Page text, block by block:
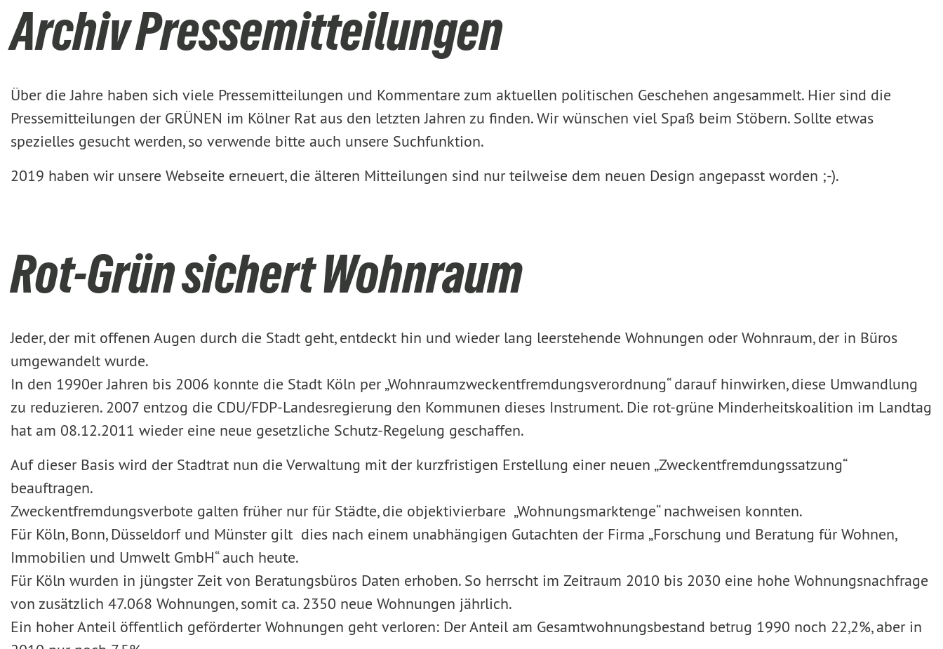
Archiv Pressemitteilungen
Über die Jahre haben sich viele Pressemitteilungen und Kommentare zum aktuellen politischen Geschehen angesammelt. Hier sind die
Pressemitteilungen der GRÜNEN im Kölner Rat aus den letzten Jahren zu finden. Wir wünschen viel Spaß beim Stöbern. Sollte etwas
spezielles gesucht werden, so verwende bitte auch unsere Suchfunktion.
2019 haben wir unsere Webseite erneuert, die älteren Mitteilungen sind nur teilweise dem neuen Design angepasst worden ;-).
Rot-Grün sichert Wohnraum
Jeder, der mit offenen Augen durch die Stadt geht, entdeckt hin und wieder lang leerstehende Wohnungen oder Wohnraum, der in Büros
umgewandelt wurde.
In den 1990er Jahren bis 2006 konnte die Stadt Köln per „Wohnraumzweckentfremdungsverordnung“ darauf hinwirken, diese Umwandlung
zu reduzieren. 2007 entzog die CDU/FDP-Landesregierung den Kommunen dieses Instrument. Die rot-grüne Minderheitskoalition im Landtag
hat am 08.12.2011 wieder eine neue gesetzliche Schutz-Regelung geschaffen.
Auf dieser Basis wird der Stadtrat nun die Verwaltung mit der kurzfristigen Erstellung einer neuen „Zweckentfremdungssatzung“
beauftragen.
Zweckentfremdungsverbote galten früher nur für Städte, die objektivierbare „Wohnungsmarktenge“ nachweisen konnten.
Für Köln, Bonn, Düsseldorf und Münster gilt dies nach einem unabhängigen Gutachten der Firma „Forschung und Beratung für Wohnen,
Immobilien und Umwelt GmbH“ auch heute.
Für Köln wurden in jüngster Zeit von Beratungsbüros Daten erhoben. So herrscht im Zeitraum 2010 bis 2030 eine hohe Wohnungsnachfrage
von zusätzlich 47.068 Wohnungen, somit ca. 2350 neue Wohnungen jährlich.
Ein hoher Anteil öffentlich geförderter Wohnungen geht verloren: Der Anteil am Gesamtwohnungsbestand betrug 1990 noch 22,2%, aber in